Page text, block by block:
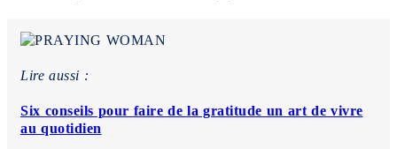
Lire aussi :
Six conseils pour faire de la gratitude un art de vivre
au quotidien